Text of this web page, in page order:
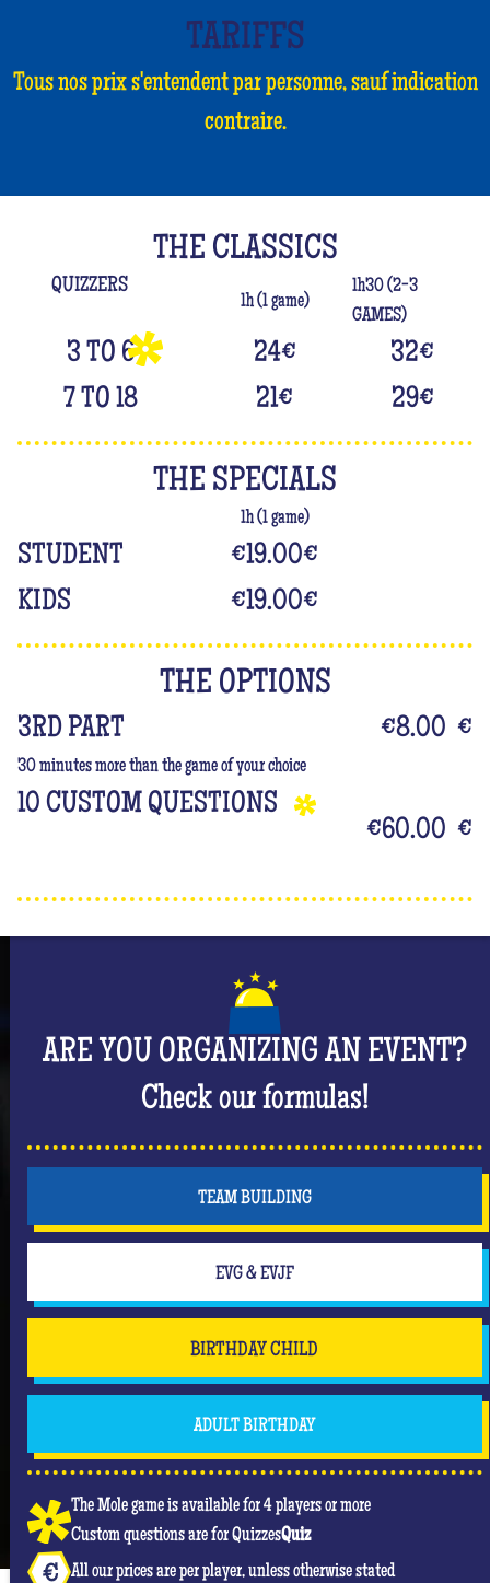
TARIFFS
Tous nos prix s'entendent par personne, sauf indication
contraire.
THE CLASSICS
QUIZZERS
1h (1 game)
1h30 (2-3
GAMES)
3 TO 6 24€ 32€
7 TO 18
21€ 29€
THE SPECIALS
1h (1 game)
STUDENT €19.00€
KIDS
€19.00€
THE OPTIONS
3RD PART
30 minutes more than the game of your choice
€8.00 €
10 CUSTOM QUESTIONS
€60.00 €
ARE YOU ORGANIZING AN EVENT?
Check our formulas!
TEAM BUILDING
EVG & EVJF
BIRTHDAY CHILD
ADULT BIRTHDAY
The Mole game is available for 4 players or more
Custom questions are for QuizzesQuiz
All our prices are per player, unless otherwise stated